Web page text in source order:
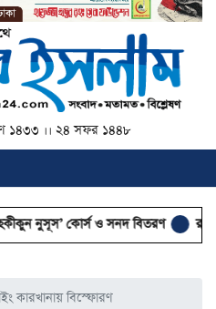
১৪৩৩ ।। ২৪ সফর ১৪৪৮
কোর্স ও সনদ বিতরণ রাজনীতির
কারখানায় বিস্ফোরণ